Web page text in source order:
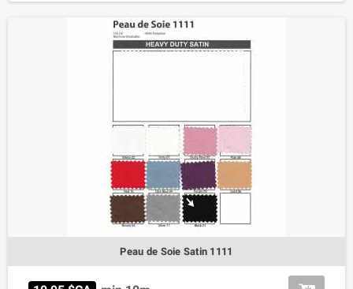
Peau de Soie Satin 1111